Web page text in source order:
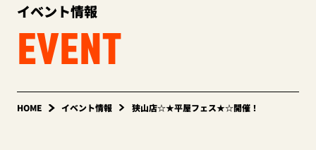
イベント情報
EVENT
HOME イベント情報 狭山店☆★平屋フェス★☆開催！